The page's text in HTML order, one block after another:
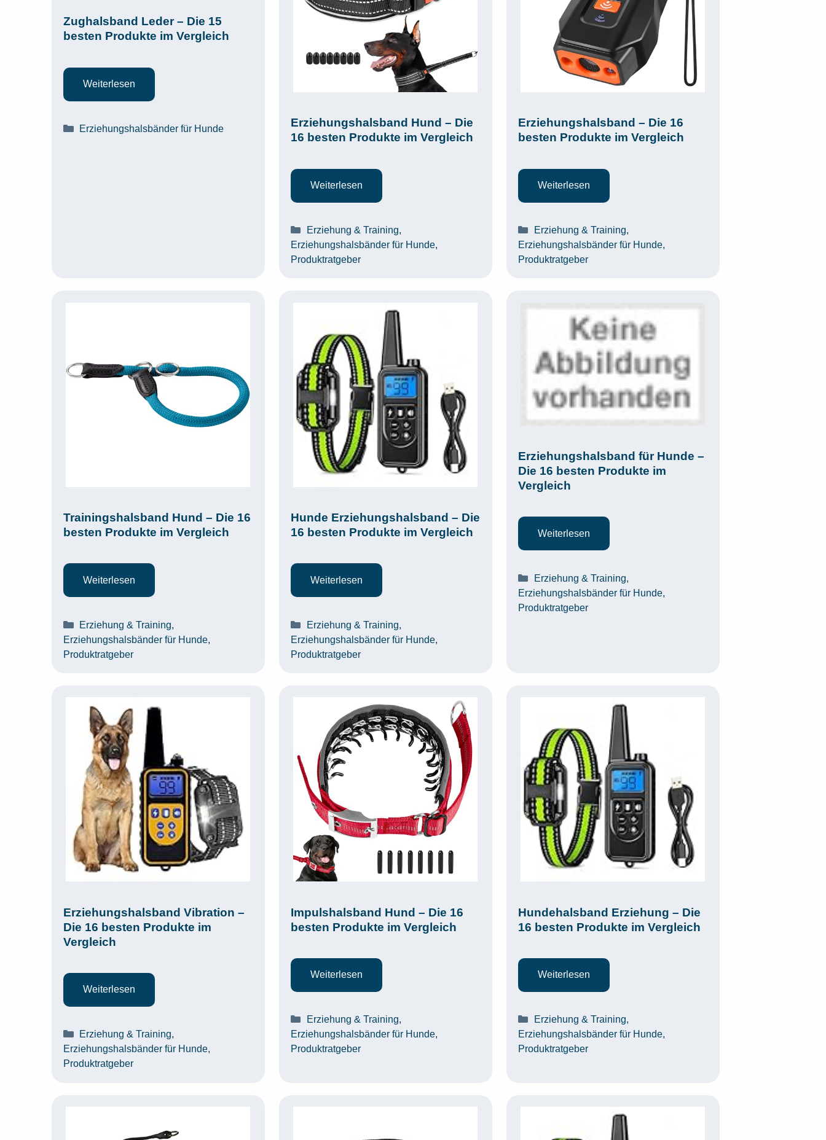
Zughalsband Leder – Die 15
besten Produkte im Vergleich
Weiterlesen
Kategorien
Erziehungshalsbänder für Hunde
Erziehungshalsband Hund – Die
16 besten Produkte im Vergleich
Weiterlesen
Kategorien
Erziehung & Training,
Erziehungshalsbänder für Hunde,
Produktratgeber
Erziehungshalsband – Die 16
besten Produkte im Vergleich
Weiterlesen
Kategorien
Erziehung & Training,
Erziehungshalsbänder für Hunde,
Produktratgeber
Trainingshalsband Hund – Die 16
besten Produkte im Vergleich
Weiterlesen
Kategorien
Erziehung & Training,
Erziehungshalsbänder für Hunde,
Produktratgeber
Hunde Erziehungshalsband – Die
16 besten Produkte im Vergleich
Weiterlesen
Kategorien
Erziehung & Training,
Erziehungshalsbänder für Hunde,
Produktratgeber
Erziehungshalsband für Hunde –
Die 16 besten Produkte im
Vergleich
Weiterlesen
Kategorien
Erziehung & Training,
Erziehungshalsbänder für Hunde,
Produktratgeber
Erziehungshalsband Vibration –
Die 16 besten Produkte im
Vergleich
Weiterlesen
Kategorien
Erziehung & Training,
Erziehungshalsbänder für Hunde,
Produktratgeber
Impulshalsband Hund – Die 16
besten Produkte im Vergleich
Weiterlesen
Kategorien
Erziehung & Training,
Erziehungshalsbänder für Hunde,
Produktratgeber
Hundehalsband Erziehung – Die
16 besten Produkte im Vergleich
Weiterlesen
Kategorien
Erziehung & Training,
Erziehungshalsbänder für Hunde,
Produktratgeber